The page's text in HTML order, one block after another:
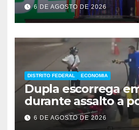
6 DE AGOSTO DE 2026
DISTRITO FEDERAL ECONOMIA
Dupla escorrega
durante assalto a
Ceilândia
6 DE AGOSTO DE 2026